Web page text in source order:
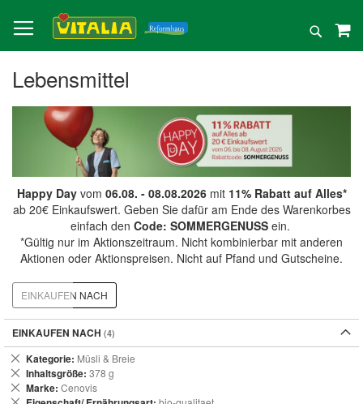
zum
Inhalt
Suche
Lebensmittel
Happy Dayvom 06.08. - 08.08.2026mit 11% Rabatt auf Alles*
ab 20€ Einkaufswert. Geben Sie dafür am Ende des Warenkorbes
einfach den Code: SOMMERGENUSSein.
*Gültig nur im Aktionszeitraum. Nicht kombinierbar mit anderen
Aktionen oder Aktionspreisen. Nicht auf Pfand und Gutscheine.
EINKAUFEN NACH
EINKAUFEN NACH
Kategorie Müsli & Breie
Dies
entfernen
Inhaltsgröße 378 g
Dies
entfernen
Marke Cenovis
Dies
entfernen
Dies